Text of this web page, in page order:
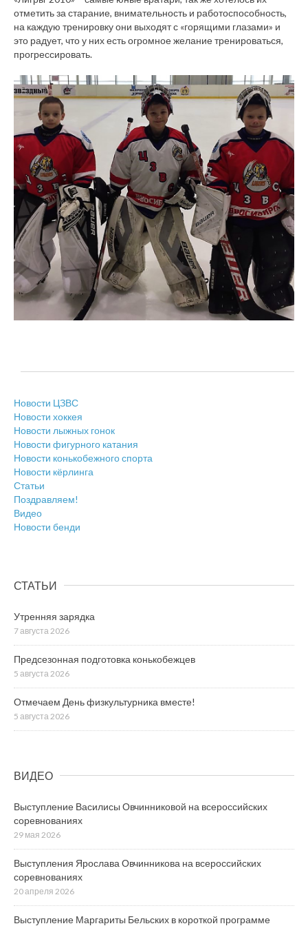
отметить за старание, внимательность и работоспособность,
на каждую тренировку они выходят с «горящими глазами» и
это радует, что у них есть огромное желание тренироваться,
прогрессировать.
Новости ЦЗВС
Новости хоккея
Новости лыжных гонок
Новости фигурного катания
Новости конькобежного спорта
Новости кёрлинга
Статьи
Поздравляем!
Видео
Новости бенди
СТАТЬИ
Утренняя зарядка
7 августа 2026
Предсезонная подготовка конькобежцев
5 августа 2026
Отмечаем День физкультурника вместе!
5 августа 2026
ВИДЕО
Выступление Василисы Овчинниковой на всероссийских
соревнованиях
29 мая 2026
Выступления Ярослава Овчинникова на всероссийских
соревнованиях
20 апреля 2026
Выступление Маргариты Бельских в короткой программе